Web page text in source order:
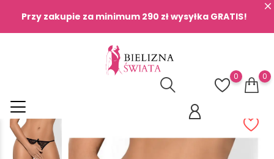
Przy zakupie za minimum 290 zł wysyłka GRATIS!
0
0